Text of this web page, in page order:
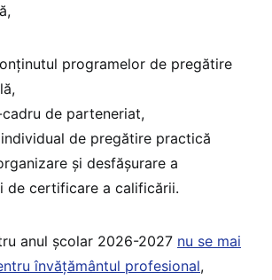
programelor de pregătire
de parteneriat,
de pregătire practică
și desfășurare a
de certificare a calificării.
anul școlar 2026-2027 nu se mai
învățământul profesional,